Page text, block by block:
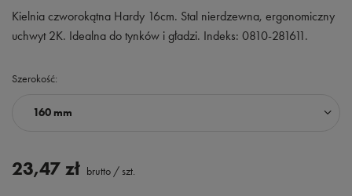
Kielnia czworokątna Hardy 16cm. Stal nierdzewna, ergonomiczny
uchwyt 2K. Idealna do tynków i gładzi. Indeks: 0810-281611.
Szerokość
160 mm
23,47 zł brutto / szt.